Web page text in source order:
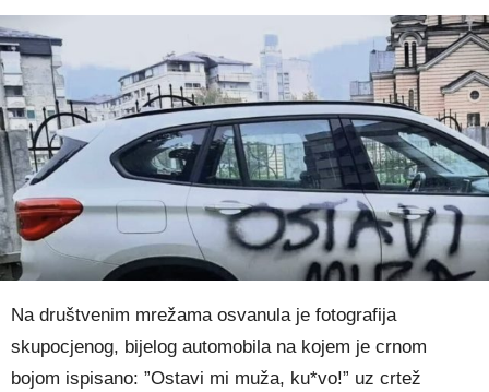
Na društvenim mrežama osvanula je fotografija
skupocjenog, bijelog automobila na kojem je crnom
bojom ispisano: ”Ostavi mi muža, ku*vo!” uz crtež